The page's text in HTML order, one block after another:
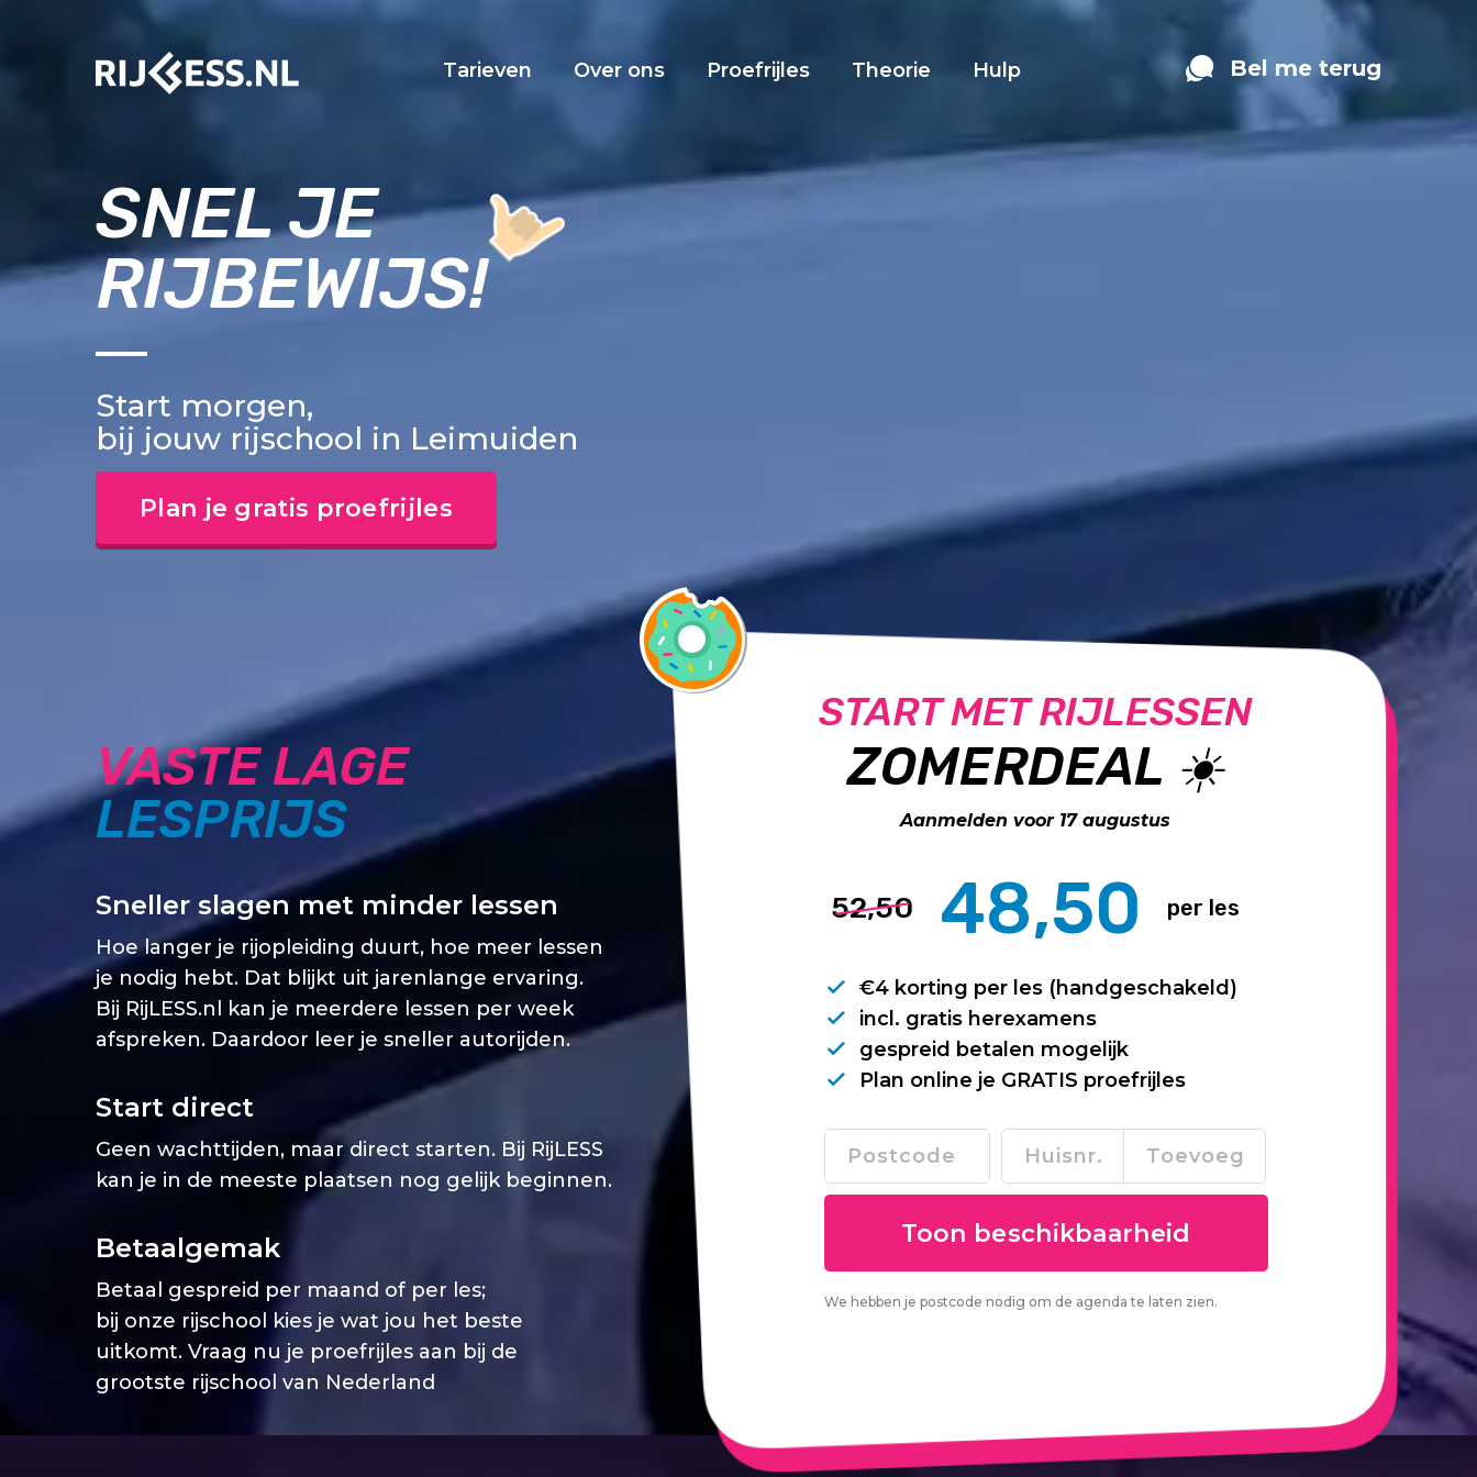
Tarieven Over ons Proefrijles Theorie Hulp Bel me terug
SNEL JE
RIJBEWIJS!
Start morgen,
bij jouw rijschool in Leimuiden
Plan je gratis proefrijles
START MET RIJLESSEN
ZOMERDEAL ☀️
Aanmelden voor 17 augustus
52,50 48,50 per les
€4 korting per les (handgeschakeld)
incl. gratis herexamens
gespreid betalen mogelijk
Plan online je GRATIS proefrijles
We hebben je postcode nodig om de agenda te laten zien.
VASTE LAGE
LESPRIJS
Sneller slagen met minder lessen
Hoe langer je rijopleiding duurt, hoe meer lessen
je nodig hebt. Dat blijkt uit jarenlange ervaring.
Bij RijLESS.nl kan je meerdere lessen per week
afspreken. Daardoor leer je sneller autorijden.
Start direct
Geen wachttijden, maar direct starten. Bij RijLESS
kan je in de meeste plaatsen nog gelijk beginnen.
Betaalgemak
Betaal gespreid per maand of per les;
bij onze rijschool kies je wat jou het beste
uitkomt. Vraag nu je proefrijles aan bij de
grootste rijschool van Nederland